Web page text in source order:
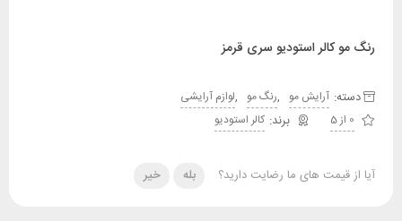
رنگ مو کالر استودیو سری قرمز
دسته: آرایش مو ,رنگ مو ,لوازم آرایشی
0 از 5
کالر استودیو
آیا از قیمت های ما رضایت دارید؟ بله خیر